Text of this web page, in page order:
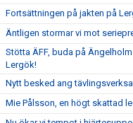
Fortsättningen på jakten på
Äntligen stormar vi mot
Stötta ÄFF, buda på
Lergök!
Nytt besked ang
Mie Pålsson, en högt skattad